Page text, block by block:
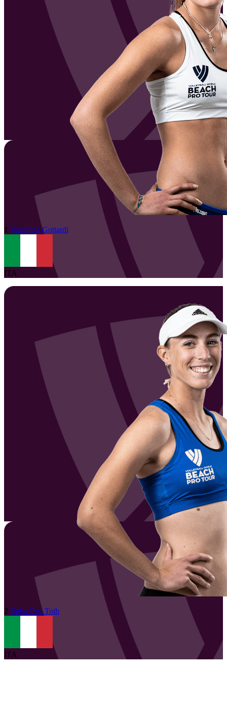
1 Valentina Gottardi
ITA
2 Reka Orsi Toth
ITA